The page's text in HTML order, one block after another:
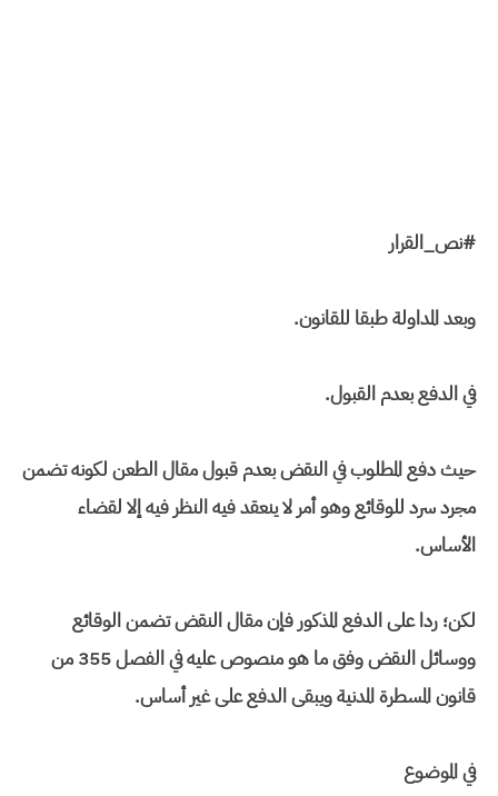
#نص_القرار
وبعد المداولة طبقا للقانون.
في الدفع بعدم القبول.
حيث دفع المطلوب في النقض بعدم قبول مقال الطعن لكونه تضمن
مجرد سرد للوقائع وهو أمر لا ينعقد فيه النظر فيه إلا لقضاء
الأساس.
لكن؛ ردا على الدفع المذكور فإن مقال النقض تضمن الوقائع
ووسائل النقض وفق ما هو منصوص عليه في الفصل 355 من
قانون المسطرة المدنية ويبقى الدفع على غير أساس.
في الموضوع